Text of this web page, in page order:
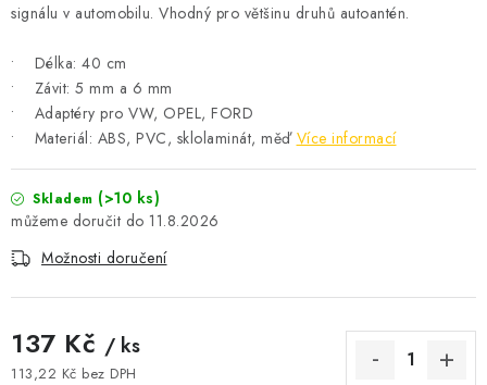
O nás Značky
Zásady zpracování osobních údajů
signálu v automobilu. Vhodný pro většinu druhů autoantén.
• Délka: 40 cm
• Závit: 5 mm a 6 mm
• Adaptéry pro VW, OPEL, FORD
• Materiál: ABS, PVC, sklolaminát, měď Více informací
Skladem (>10 ks)
11.8.2026
Možnosti doručení
137 Kč / ks
113,22 Kč bez DPH